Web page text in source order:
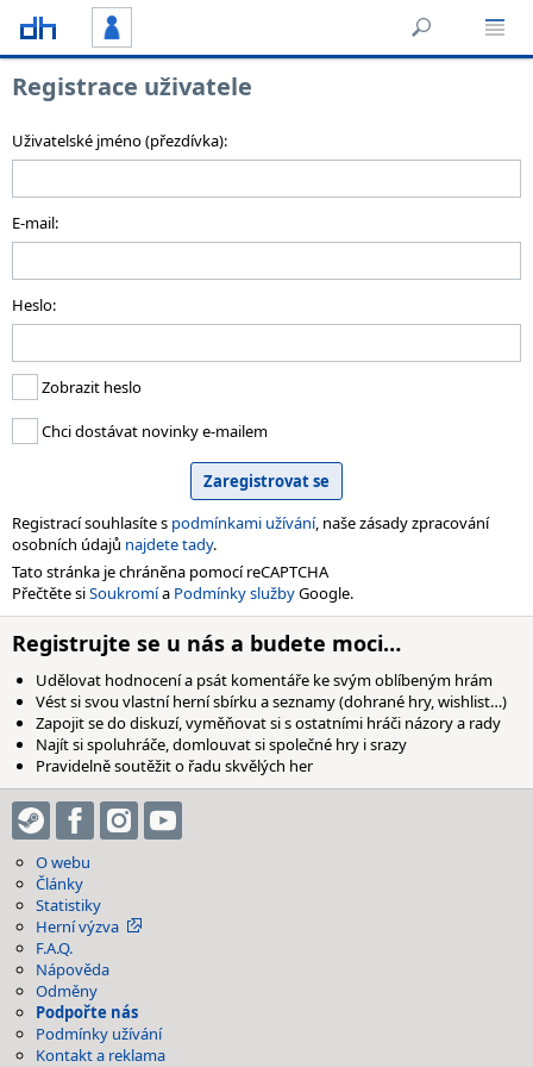
Registrace uživatele
Uživatelské jméno (přezdívka):
E-mail:
Heslo:
Zobrazit heslo
Chci dostávat novinky e-mailem
Registrací souhlasíte s podmínkami užívání, naše zásady zpracování
osobních údajů najdete tady.
Tato stránka je chráněna pomocí reCAPTCHA
Přečtěte siSoukromía Podmínky službyGoogle.
Registrujte se u nás a budete moci…
Udělovat hodnocení a psát komentáře ke svým oblíbeným hrám
Vést si svou vlastní herní sbírku a seznamy (dohrané hry, wishlist…)
Zapojit se do diskuzí, vyměňovat si s ostatními hráči názory a rady
Najít si spoluhráče, domlouvat si společné hry i srazy
Pravidelně soutěžit o řadu skvělých her
O webu
Články
Statistiky
Herní výzva
F.A.Q.
Nápověda
Odměny
Podpořte nás
Podmínky užívání
Kontakt a reklama